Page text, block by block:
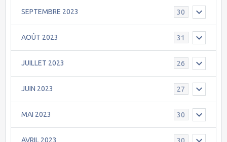
SEPTEMBRE 2023 30
AOÛT 2023 31
JUILLET 2023 26
JUIN 2023 27
MAI 2023 30
AVRIL 2023 30